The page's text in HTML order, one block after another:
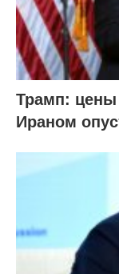
Трамп:
Ираном